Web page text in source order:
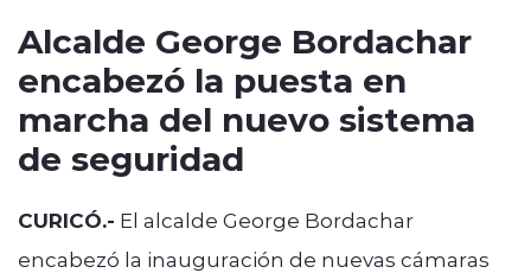
Alcalde George Bordachar
encabezó la puesta en
marcha del nuevo sistema
de seguridad
CURICÓ.- El alcalde George Bordachar
encabezó la inauguración de nuevas cámaras